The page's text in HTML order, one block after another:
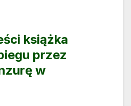
książka
przez
w